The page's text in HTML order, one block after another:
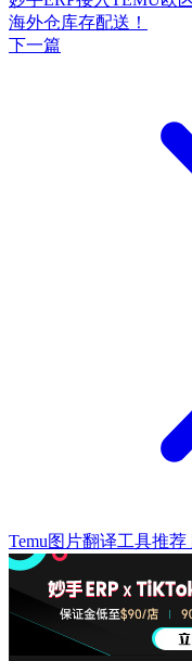
海外仓库存配送！
下一篇
Temu图片翻译工具推